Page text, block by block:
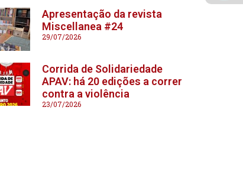
Apresentação da revista
Miscellanea #24
29/07/2026
Corrida de Solidariedade
APAV: há 20 edições a correr
contra a violência
23/07/2026